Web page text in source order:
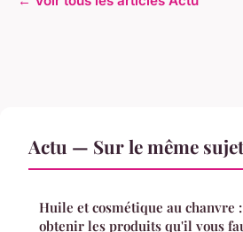
Actu — Sur le même sujet
Huile et cosmétique au chanvre
obtenir les produits qu'il vous